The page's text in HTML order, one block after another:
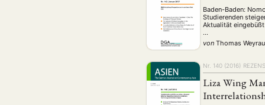
Baden-Baden:
Studierenden
Aktualität
…
von Thomas
Nr. 140 (2016)
Liza Wing